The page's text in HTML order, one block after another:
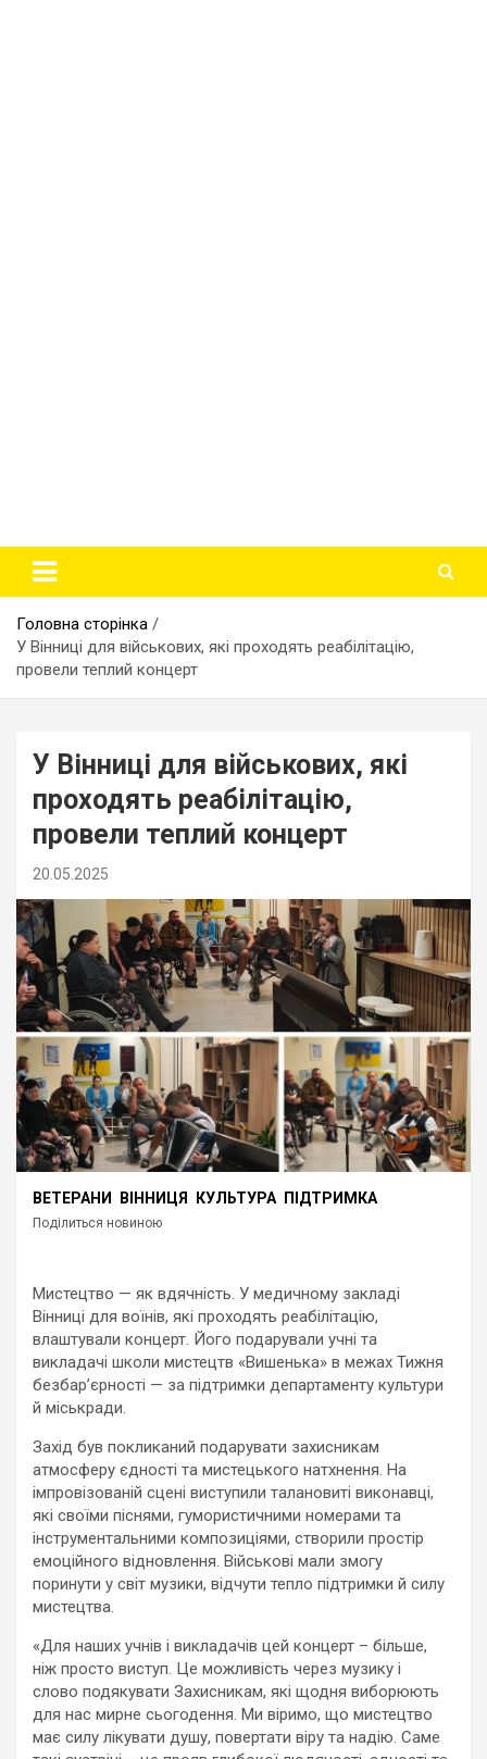
Головна сторінка
У Вінниці для військових, які проходять реабілітацію,
провели теплий концерт
У Вінниці для військових, які
проходять реабілітацію,
провели теплий концерт
20.05.2025
ВЕТЕРАНИ ВІННИЦЯ КУЛЬТУРА ПІДТРИМКА
Поділиться новиною
Мистецтво — як вдячність. У медичному закладі
Вінниці для воїнів, які проходять реабілітацію,
влаштували концерт. Його подарували учні та
викладачі школи мистецтв «Вишенька» в межах Тижня
безбар’єрності — за підтримки департаменту культури
й міськради.
Захід був покликаний подарувати захисникам
атмосферу єдності та мистецького натхнення. На
імпровізованій сцені виступили талановиті виконавці,
які своїми піснями, гумористичними номерами та
інструментальними композиціями, створили простір
емоційного відновлення. Військові мали змогу
поринути у світ музики, відчути тепло підтримки й силу
мистецтва.
«Для наших учнів і викладачів цей концерт – більше,
ніж просто виступ. Це можливість через музику і
слово подякувати Захисникам, які щодня виборюють
для нас мирне сьогодення. Ми віримо, що мистецтво
має силу лікувати душу, повертати віру та надію. Саме